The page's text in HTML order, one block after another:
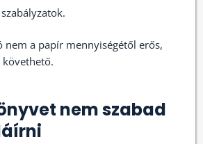
nem a papír mennyiségétől erős,
nem szabad